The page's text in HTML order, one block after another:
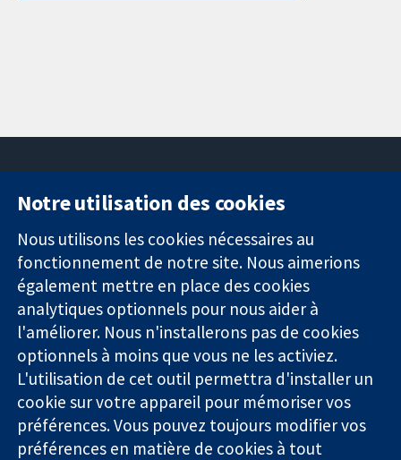
Des données
probantes.
Des décisions
éclairées.
Une meilleure
santé.
11-13 Cavendish
Square
Londres
W1G0AN
Royaume-Uni
nous
Actualités
Service de
presse
Qui sommes-
nous
Offres
d'emploi
Library
Notre utilisation des cookies
Nous utilisons les cookies nécessaires au
fonctionnement de notre site. Nous aimerions
également mettre en place des cookies
analytiques optionnels pour nous aider à
l'améliorer. Nous n'installerons pas de cookies
optionnels à moins que vous ne les activiez.
L'utilisation de cet outil permettra d'installer un
cookie sur votre appareil pour mémoriser vos
préférences. Vous pouvez toujours modifier vos
préférences en matière de cookies à tout